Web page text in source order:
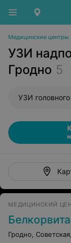
Медицинские центры
УЗИ
Гродно 5
МЕДИЦИНСКИЙ
Белкорвита
Гродно,